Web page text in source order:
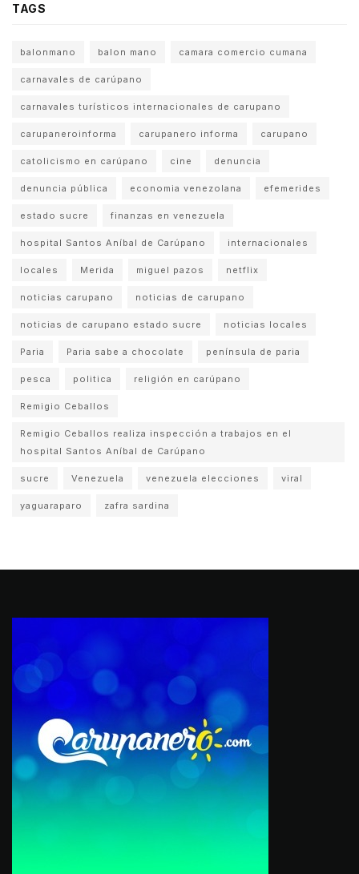
TAGS
balonmano balon mano camara comercio cumana
carnavales de carúpano
carnavales turísticos internacionales de carupano
carupaneroinforma carupanero informa carupano
catolicismo en carúpano cine denuncia
denuncia pública economia venezolana efemerides
estado sucre finanzas en venezuela
hospital Santos Aníbal de Carúpano internacionales
locales Merida miguel pazos netflix
noticias carupano noticias de carupano
noticias de carupano estado sucre noticias locales
Paria Paria sabe a chocolate península de paria
pesca politica religión en carúpano
Remigio Ceballos
Remigio Ceballos realiza inspección a trabajos en el
hospital Santos Aníbal de Carúpano
sucre Venezuela venezuela elecciones viral
yaguaraparo zafra sardina